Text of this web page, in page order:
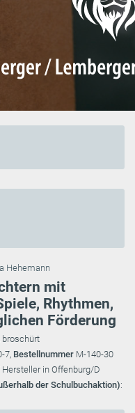
Hehemann
mit
Rhythmen,
Förderung
broschürt
7, Bestellnummer M-140-30
in Offenburg/D
der Schulbuchaktion):